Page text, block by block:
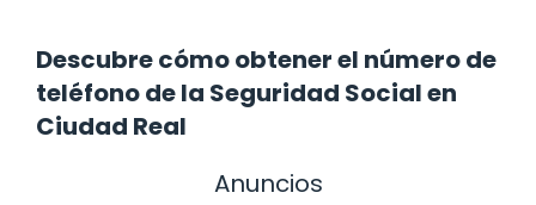
Descubre cómo obtener el número de
teléfono de la Seguridad Social en
Ciudad Real
Anuncios